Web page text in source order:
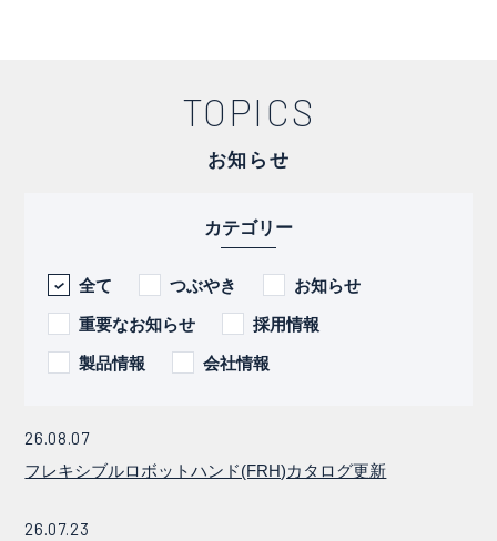
TOPICS
お知らせ
カテゴリー
全て つぶやき お知らせ
重要なお知らせ 採用情報
製品情報 会社情報
26.08.07
フレキシブルロボットハンド(FRH)カタログ更新
26.07.23